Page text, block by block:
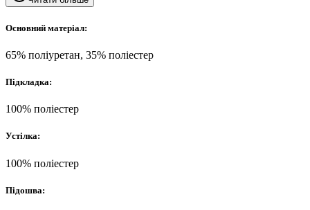
Основний матеріал:
65% поліуретан, 35% поліестер
Підкладка:
100% поліестер
Устілка:
100% поліестер
Підошва: